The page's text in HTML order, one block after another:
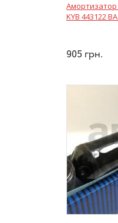
Амортизатор
KYB 443122
905 грн.